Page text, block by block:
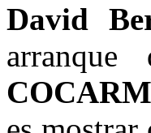
David